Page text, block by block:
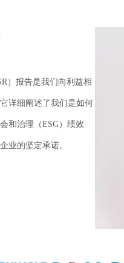
）报告是我们向利益相
详细阐述了我们是如何
和治理（ESG）绩效
业的坚定承诺。